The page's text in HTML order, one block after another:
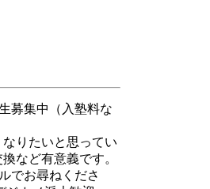
募集中（入塾料な
りたいと思ってい
など有意義です。
でお尋ねくださ